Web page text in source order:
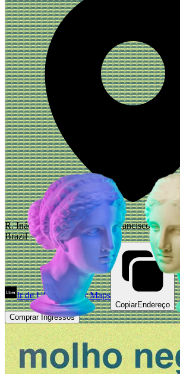
R. Inácio Lustosa, 496 - São Francisco,
Brazil
Ir de Uber Abrir Maps
CopiarEndereço
Comprar Ingressos